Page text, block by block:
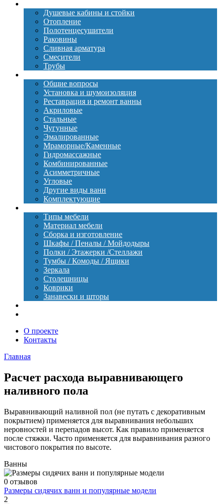
Душевые кабины и стойки
Отопление
Полотенцесушители
Раковины
Сливная арматура
Смесители
Трубы
Общие вопросы
Установка и шумоизоляция
Реставрация и ремонт ванны
Акриловые
Стальные
Чугунные
Эмалированные
Мраморные/Каменные
Гидромассажные
Комбинированные
Асимметричные
Угловые
Другие виды ванн
Комплектующие
Типы мебели
Материал мебели
Сборка и изготовление
Шкафы / Пеналы / Мойдодыры
Полки / Этажерки /Стеллажи
Тумбы / Комоды / Ящики
Зеркала
Столешницы
Коврики
Занавески и шторы
О проекте
Контакты
Главная
Расчет расхода выравнивающего
наливного пола
Выравнивающий наливной пол (не путать с декоративным
покрытием) применяется для выравнивания небольших
неровностей и перепадов высот. Как правило применяется
после стяжки. Часто применяется для выравнивания разного
чистового покрытия по высоте.
Ванны
0 отзывов
Размеры сидячих ванн и популярные модели
2